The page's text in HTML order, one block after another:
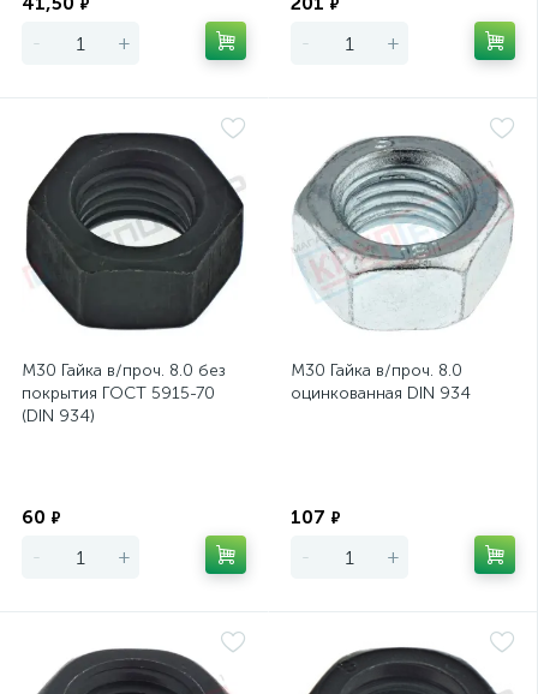
₽
- +
₽
- +
М30 Гайка в/проч. 8.0 без
покрытия ГОСТ 5915-70
(DIN 934)
60 ₽
- +
М30 Гайка в/проч. 8.0
оцинкованная DIN 934
107 ₽
- +